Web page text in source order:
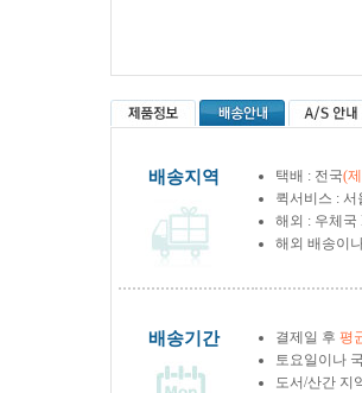
배송지역 택배 : 전국(
퀵서비스 :
해외 : 우체국
해외 배송이
배송기간 결제일 후 평
토요일이나
도서/산간 지